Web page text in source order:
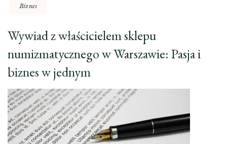
Biznes
Wywiad z właścicielem sklepu
numizmatycznego w Warszawie: Pasja i
biznes w jednym